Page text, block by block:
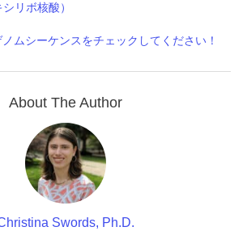
リボ核酸）
ムシーケンスをチェックしてください！
About The Author
Swords, Ph.D.